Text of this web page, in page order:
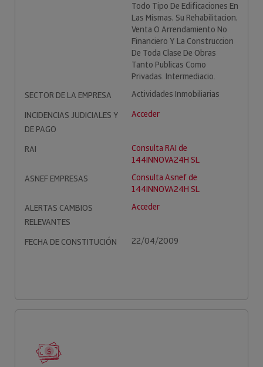
Todo Tipo De Edificaciones En
Las Mismas, Su Rehabilitacion,
Venta O Arrendamiento No
Financiero Y La Construccion
De Toda Clase De Obras
Tanto Publicas Como
Privadas. Intermediacio.
SECTOR DE LA EMPRESA
Actividades Inmobiliarias
INCIDENCIAS JUDICIALES Y
DE PAGO
Acceder
RAI
Consulta RAI de
144INNOVA24H SL
ASNEF EMPRESAS
Consulta Asnef de
144INNOVA24H SL
ALERTAS CAMBIOS
RELEVANTES
Acceder
FECHA DE CONSTITUCIÓN 22/04/2009